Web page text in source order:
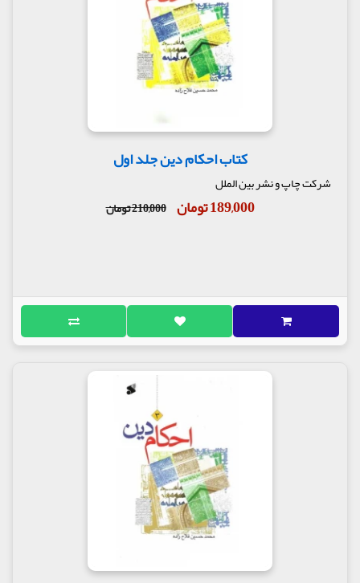
کتاب احکام دین جلد اول
شرکت چاپ و نشر بین الملل
189,000 تومان 210,000 تومان